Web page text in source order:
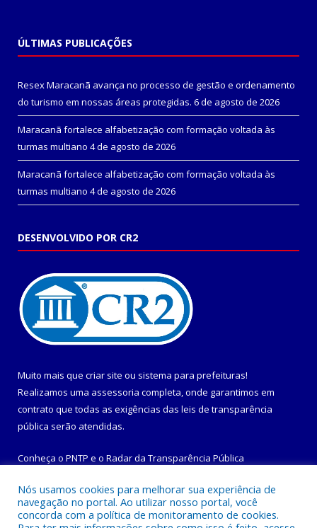
ÚLTIMAS PUBLICAÇÕES
Resex Maracanã avança no processo de gestão e ordenamento
do turismo em nossas áreas protegidas. 6 de agosto de 2026
Maracanã fortalece alfabetização com formação voltada às
turmas multiano 4 de agosto de 2026
Maracanã fortalece alfabetização com formação voltada às
turmas multiano 4 de agosto de 2026
DESENVOLVIDO POR CR2
Muito mais que criar site ou sistema para prefeituras!
Realizamos uma assessoria completa, onde garantimos em
contrato que todas as exigências das leis de transparência
pública serão atendidas.
Conheça o PNTP e o Radar da Transparência Pública
Nós usamos cookies para melhorar sua experiência de
navegação no portal. Ao utilizar nosso portal, você
concorda com a política de monitoramento de cookies.